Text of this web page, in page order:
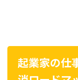
起業家の仕